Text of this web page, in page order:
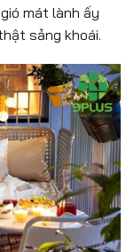
mát lành ấy
sảng khoái.